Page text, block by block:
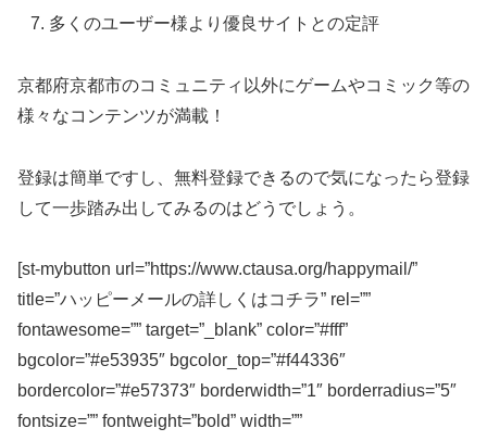
多くのユーザー様より優良サイトとの定評
京都府京都市のコミュニティ以外にゲームやコミック等の
様々なコンテンツが満載！
登録は簡単ですし、無料登録できるので気になったら登録
して一歩踏み出してみるのはどうでしょう。
[st-mybutton url=”https://www.ctausa.org/happymail/”
title=”ハッピーメールの詳しくはコチラ” rel=””
fontawesome=”” target=”_blank” color=”#fff”
bgcolor=”#e53935″ bgcolor_top=”#f44336″
bordercolor=”#e57373″ borderwidth=”1″ borderradius=”5″
fontsize=”” fontweight=”bold” width=””